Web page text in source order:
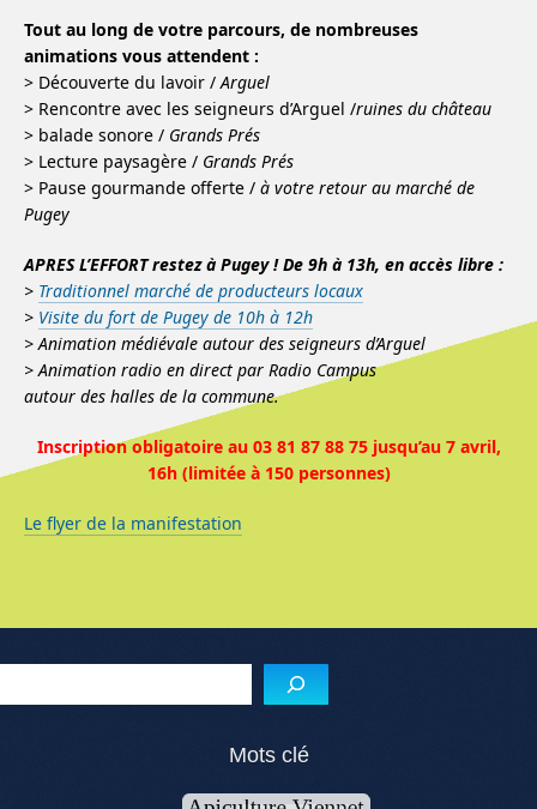
Tout au long de votre parcours, de nombreuses
animations vous attendent :
> Découverte du lavoir /Arguel
> Rencontre avec les seigneurs d’Arguel /ruines du château
> balade sonore / Grands Prés
> Lecture paysagère / Grands Prés
> Pause gourmande offerte / à votre retour au marché de
Pugey
APRES L’EFFORT restez à Pugey ! De 9h à 13h, en accès libre :
> Traditionnel marché de producteurs locaux
> Visite du fort de Pugey de 10h à 12h
> Animation médiévale autour des seigneurs d’Arguel
> Animation radio en direct par Radio Campus
autour des halles de la commune.
Inscription obligatoire au 03 81 87 88 75 jusqu’au 7 avril,
16h (limitée à 150 personnes)
Le flyer de la manifestation
Menu de l'article
Mots clé